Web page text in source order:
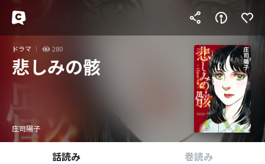
ドラマ 280
悲しみの骸
庄司陽子
話読み 巻読み